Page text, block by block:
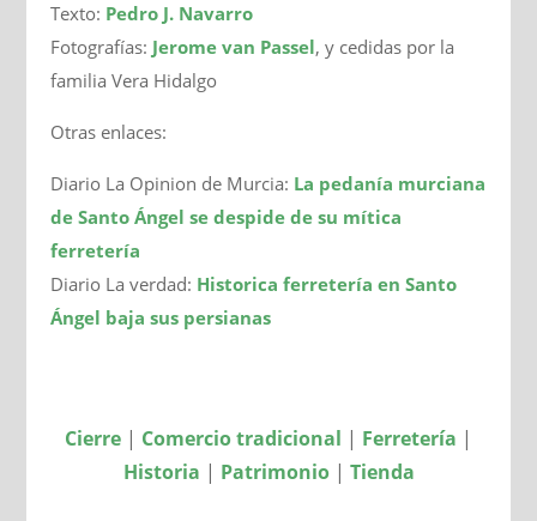
Texto: Pedro J. Navarro
Fotografías: Jerome van Passel, y cedidas por la
familia Vera Hidalgo
Otras enlaces:
Diario La Opinion de Murcia: La pedanía murciana
de Santo Ángel se despide de su mítica
ferretería
Diario La verdad: Historica ferretería en Santo
Ángel baja sus persianas
Cierre | Comercio tradicional | Ferretería |
Historia | Patrimonio| Tienda